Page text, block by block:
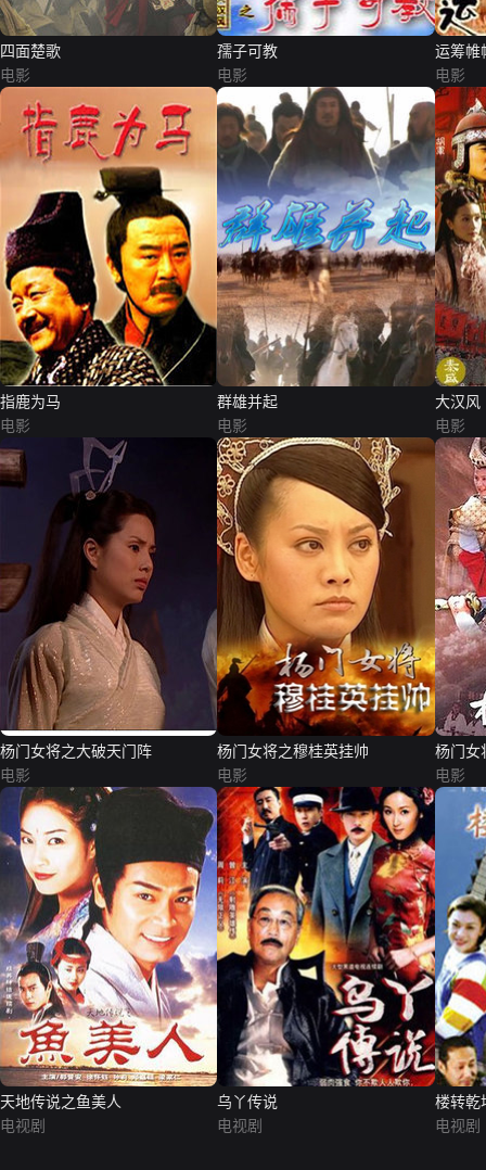
四面楚歌
电影
孺子可教
电影
运筹帷
电影
指鹿为马
电影
群雄并起
电影
大汉风
电影
杨门女将之大破天门阵
电影
杨门女将之穆桂英挂帅
电影
杨门女
电影
天地传说之鱼美人
电视剧
乌丫传说
电视剧
楼转乾
电视剧